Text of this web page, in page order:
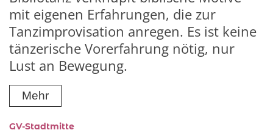
mit eigenen Erfahrungen, die zur
Tanzimprovisation anregen. Es ist keine
tänzerische Vorerfahrung nötig, nur
Lust an Bewegung.
Mehr
GV-Stadtmitte: